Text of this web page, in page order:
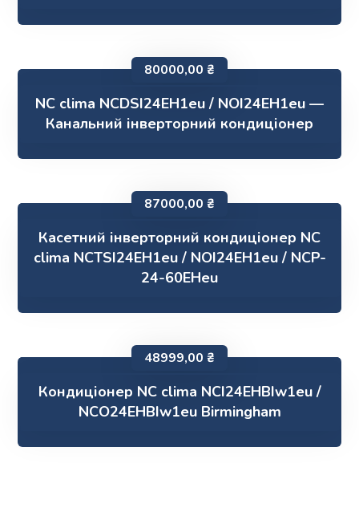
NC clima NCDSI24EH1eu / NOI24EH1eu —
Канальний інверторний кондиціонер
80000,00 ₴
Касетний інверторний кондиціонер NC
clima NCTSI24EH1eu / NOI24EH1eu / NCP-
24-60EHeu
87000,00 ₴
Кондиціонер NC clima NCI24EHBIw1eu /
NCO24EHBIw1eu Birmingham
48999,00 ₴